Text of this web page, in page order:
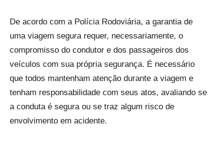
De acordo com a Polícia Rodoviária, a garantia de
uma viagem segura requer, necessariamente, o
compromisso do condutor e dos passageiros dos
veículos com sua própria segurança. É necessário
que todos mantenham atenção durante a viagem e
tenham responsabilidade com seus atos, avaliando se
a conduta é segura ou se traz algum risco de
envolvimento em acidente.